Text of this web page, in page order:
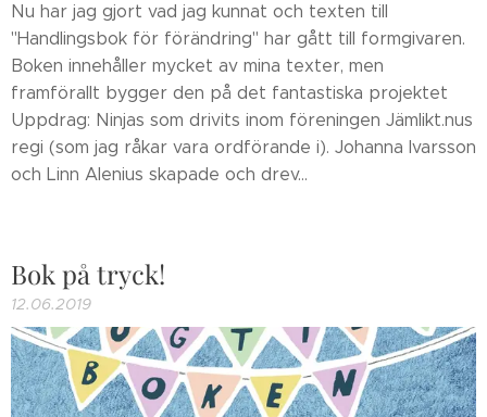
Nu har jag gjort vad jag kunnat och texten till
"Handlingsbok för förändring" har gått till formgivaren.
Boken innehåller mycket av mina texter, men
framförallt bygger den på det fantastiska projektet
Uppdrag: Ninjas som drivits inom föreningen Jämlikt.nus
regi (som jag råkar vara ordförande i). Johanna Ivarsson
och Linn Alenius skapade och drev...
Bok på tryck!
12.06.2019